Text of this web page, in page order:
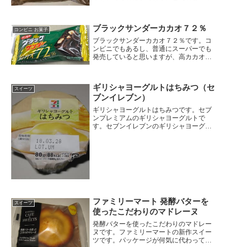
たよりも糖質低いんですね...
コンビニ お菓子 ブラックサンダーカカオ７２％
ブラックサンダーカカオ７２％です。コ
ンビニでもあるし、普通にスーパーでも
発売していると思いますが、高カカオの
な種類のが発売されますね。カロリーは
こんなもんかな。ブラック...
スイーツ
ギリシャヨーグルトはちみつ（セ
ブンイレブン）
ギリシャヨーグルトはちみつです。セブ
ンプレミアムのギリシャヨーグルトで
す。セブンイレブンのギリシャヨーグル
スイーツ
ファミリーマート 発酵バターを
使ったこだわりのマドレーヌ
発酵バターを使ったこだわりのマドレー
ヌです。ファミリーマートの新作スイー
ツです。パッケージが何気に代わってお